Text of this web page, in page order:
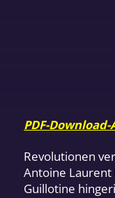
PDF-
Revolutionen
Antoine Laurent
Guillotine